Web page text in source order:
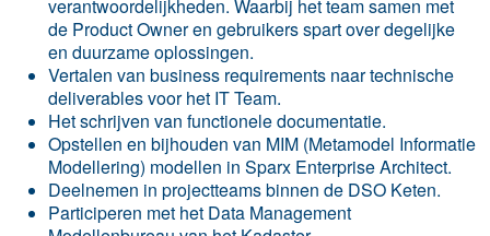
verantwoordelijkheden. Waarbij het team samen met
de Product Owner en gebruikers spart over degelijke
en duurzame oplossingen.
Vertalen van business requirements naar technische
deliverables voor het IT Team.
Het schrijven van functionele documentatie.
Opstellen en bijhouden van MIM (Metamodel Informatie
Modellering) modellen in Sparx Enterprise Architect.
Deelnemen in projectteams binnen de DSO Keten.
Participeren met het Data Management